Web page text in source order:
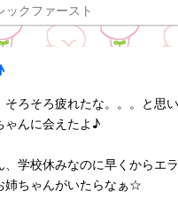
ックファースト
そろそろ疲れたな。。。と思
ゃんに会えたよ♪
学校休みなのに早くからエラ
姉ちゃんがいたらなぁ☆